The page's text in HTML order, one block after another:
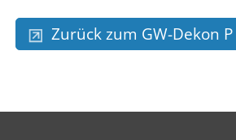
Zurück zum GW-Dekon P